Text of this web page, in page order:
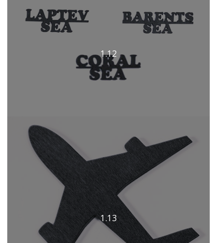
1.12
1.13